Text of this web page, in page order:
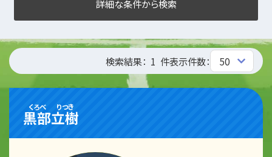
詳細な条件から検索
検索結果： 1 件表示件数：
黒部
くろべ
立樹
りつき